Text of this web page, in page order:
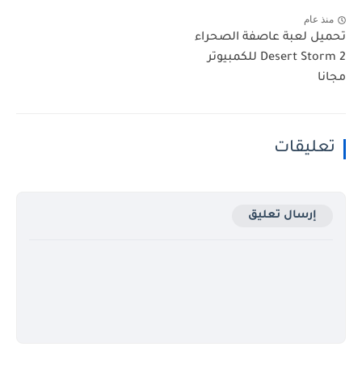
منذ عام
تحميل لعبة عاصفة الصحراء
Desert Storm 2 للكمبيوتر
مجانا
تعليقات
إرسال تعليق